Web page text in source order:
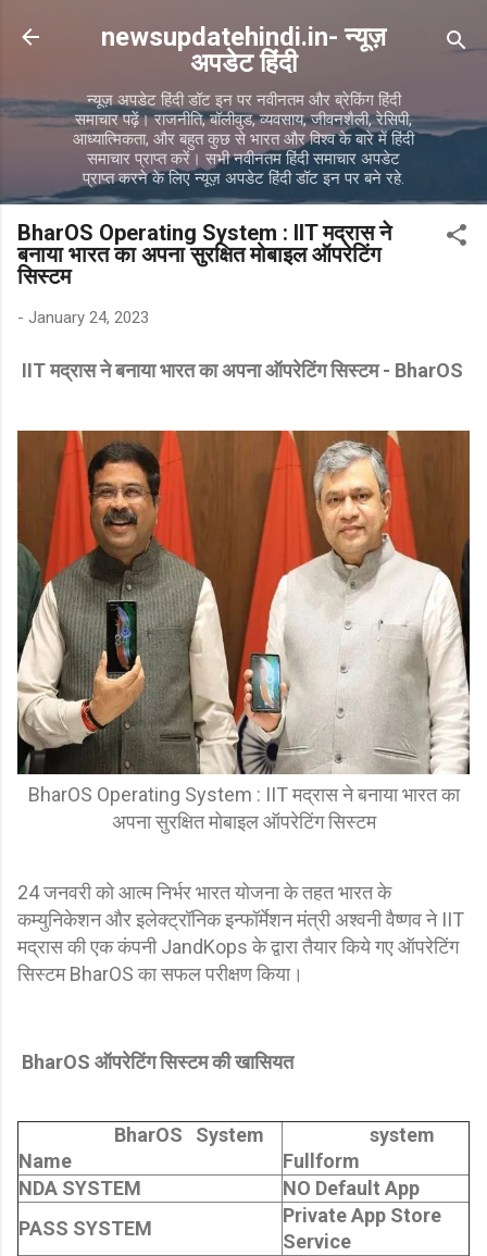
Skip to main content
newsupdatehindi.in- न्यूज़
अपडेट हिंदी
न्यूज़ अपडेट हिंदी डॉट इन पर नवीनतम और ब्रेकिंग हिंदी
समाचार पढ़ें। राजनीति, बॉलीवुड, व्यवसाय, जीवनशैली, रेसिपी,
आध्यात्मिकता, और बहुत कुछ से भारत और विश्व के बारे में हिंदी
समाचार प्राप्त करें। सभी नवीनतम हिंदी समाचार अपडेट
प्राप्त करने के लिए न्यूज़ अपडेट हिंदी डॉट इन पर बने रहे.
BharOS Operating System : IIT मद्रास ने
बनाया भारत का अपना सुरक्षित मोबाइल ऑपरेटिंग
सिस्टम
- January 24, 2023
IIT मद्रास ने बनाया भारत का अपना ऑपरेटिंग सिस्टम - BharOS
BharOS Operating System : IIT मद्रास ने बनाया भारत का
अपना सुरक्षित मोबाइल ऑपरेटिंग सिस्टम
24 जनवरी को आत्म निर्भर भारत योजना के तहत भारत के
कम्युनिकेशन और इलेक्ट्रॉनिक इन्फॉर्मेशन मंत्री अश्वनी वैष्णव ने IIT
मद्रास की एक कंपनी JandKops के द्वारा तैयार किये गए ऑपरेटिंग
सिस्टम BharOS का सफल परीक्षण किया।
BharOS ऑपरेटिंग सिस्टम की खासियत
BharOS System
Name
system
Fullform
NDA SYSTEM
NO Default App
PASS SYSTEM
Private App Store
Service